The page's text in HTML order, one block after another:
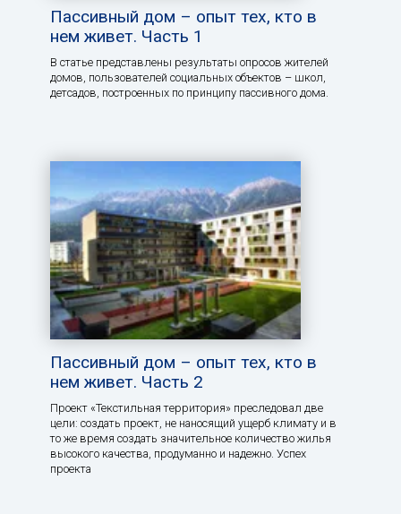
Пассивный дом – опыт тех, кто в
нем живет. Часть 1
В статье представлены результаты опросов жителей
домов, пользователей социальных объектов – школ,
детсадов, построенных по принципу пассивного дома.
Пассивный дом – опыт тех, кто в
нем живет. Часть 2
Проект «Текстильная территория» преследовал две
цели: создать проект, не наносящий ущерб климату и в
то же время создать значительное количество жилья
высокого качества, продуманно и надежно. Успех
проекта